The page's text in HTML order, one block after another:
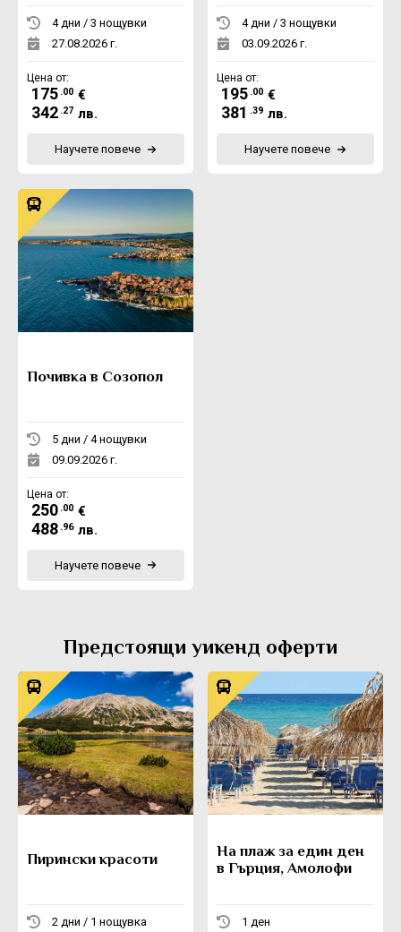
4 дни / 3 нощувки
27.08.2026 г.
Цена от:
175 .00 €
342 .27 лв.
Научете повече
4 дни / 3 нощувки
03.09.2026 г.
Цена от:
195 .00 €
381 .39 лв.
Научете повече
Почивка в Созопол
5 дни / 4 нощувки
09.09.2026 г.
Цена от:
250 .00 €
488 .96 лв.
Научете повече
Предстоящи уикенд оферти
Пирински красоти
2 дни / 1 нощувка
На плаж за един ден
в Гърция, Амолофи
1 ден